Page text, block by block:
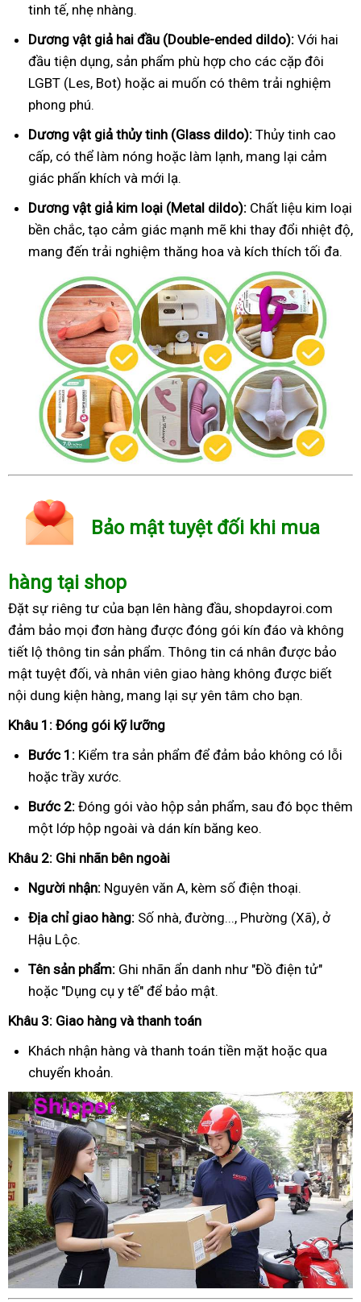
tinh tế, nhẹ nhàng.
Dương vật giả hai đầu (Double-ended dildo): Với hai
đầu tiện dụng, sản phẩm phù hợp cho các cặp đôi
LGBT (Les, Bot) hoặc ai muốn có thêm trải nghiệm
phong phú.
Dương vật giả thủy tinh (Glass dildo): Thủy tinh cao
cấp, có thể làm nóng hoặc làm lạnh, mang lại cảm
giác phấn khích và mới lạ.
Dương vật giả kim loại (Metal dildo): Chất liệu kim loại
bền chắc, tạo cảm giác mạnh mẽ khi thay đổi nhiệt độ,
mang đến trải nghiệm thăng hoa và kích thích tối đa.
Bảo mật tuyệt đối khi mua
hàng tại shop
Đặt sự riêng tư của bạn lên hàng đầu, shopdayroi.com
đảm bảo mọi đơn hàng được đóng gói kín đáo và không
tiết lộ thông tin sản phẩm. Thông tin cá nhân được bảo
mật tuyệt đối, và nhân viên giao hàng không được biết
nội dung kiện hàng, mang lại sự yên tâm cho bạn.
Khâu 1: Đóng gói kỹ lưỡng
Bước 1: Kiểm tra sản phẩm để đảm bảo không có lỗi
hoặc trầy xước.
Bước 2: Đóng gói vào hộp sản phẩm, sau đó bọc thêm
một lớp hộp ngoài và dán kín băng keo.
Khâu 2: Ghi nhãn bên ngoài
Người nhận: Nguyên văn A, kèm số điện thoại.
Địa chỉ giao hàng: Số nhà, đường..., Phường (Xã), ở
Hậu Lộc.
Tên sản phẩm: Ghi nhãn ẩn danh như "Đồ điện tử"
hoặc "Dụng cụ y tế" để bảo mật.
Khâu 3: Giao hàng và thanh toán
Khách nhận hàng và thanh toán tiền mặt hoặc qua
chuyển khoản.